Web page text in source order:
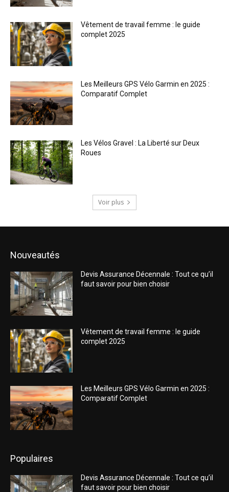
Vêtement de travail femme : le guide
complet 2025
Les Meilleurs GPS Vélo Garmin en 2025 :
Comparatif Complet
Les Vélos Gravel : La Liberté sur Deux
Roues
Voir plus
Nouveautés
Devis Assurance Décennale : Tout ce qu’il
faut savoir pour bien choisir
Vêtement de travail femme : le guide
complet 2025
Les Meilleurs GPS Vélo Garmin en 2025 :
Comparatif Complet
Populaires
Devis Assurance Décennale : Tout ce qu’il
faut savoir pour bien choisir